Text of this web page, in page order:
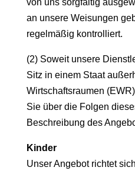
von uns sorgfältig
an unsere Weisungen
regelmäßig kontrolliert.
(2) Soweit unsere
Sitz in einem Staat
Wirtschaftsraumen
Sie über die Folgen
Beschreibung des
Kinder
Unser Angebot richtet